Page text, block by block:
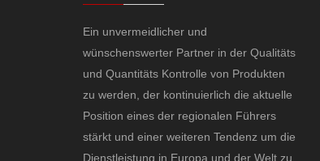
Ein unvermeidlicher und
wünschenswerter Partner in der Qualitäts
und Quantitäts Kontrolle von Produkten
zu werden, der kontinuierlich die aktuelle
Position eines der regionalen Führers
stärkt und einer weiteren Tendenz um die
Dienstleistung in Europa und der Welt zu